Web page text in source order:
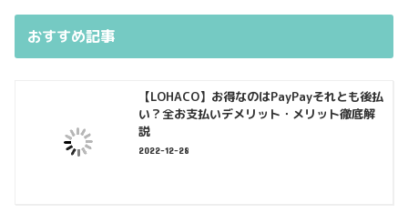
おすすめ記事
【LOHACO】お得なのはPayPayそれとも後払
い？全お支払いデメリット・メリット徹底解
説
2022-12-28